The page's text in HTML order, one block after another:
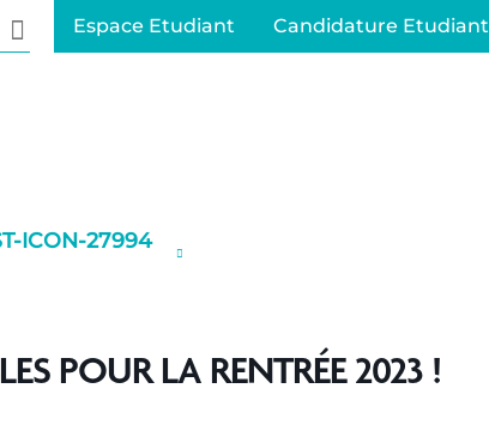
Espace Etudiant Candidature Etudiant
POUR LA RENTRÉE 2023 !